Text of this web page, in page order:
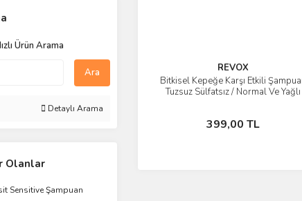
Ürün Arama
Ara
Detaylı Arama
Olanlar
Sensitive Şampuan
REVOX
Bitkisel Kepeğe Karşı Etkili
Tuzsuz Sülfatsız / Normal Ve Yağlı
399,00 TL
İncele
Sepete Ekle